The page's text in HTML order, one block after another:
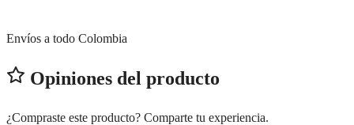
Envíos a todo Colombia
Opiniones del producto
¿Compraste este producto? Comparte tu experiencia.